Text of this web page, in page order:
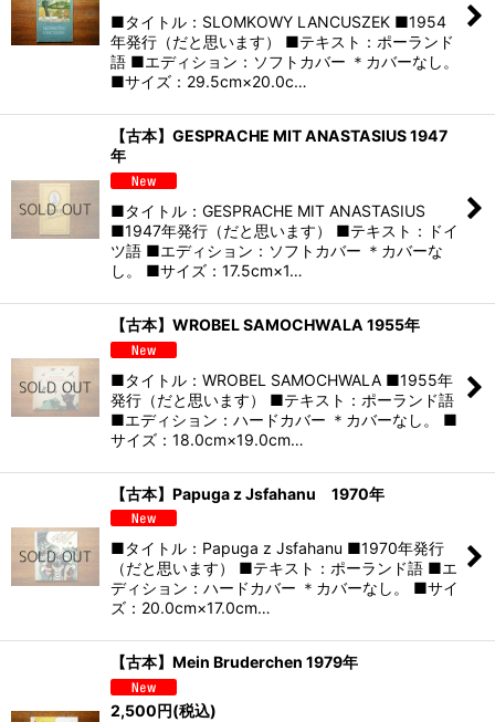
■タイトル：SLOMKOWY LANCUSZEK ■1954
年発行（だと思います） ■テキスト：ポーランド
語 ■エディション：ソフトカバー ＊カバーなし。
■サイズ：29.5cm×20.0c…
【古本】GESPRACHE MIT ANASTASIUS 1947
年
■タイトル：GESPRACHE MIT ANASTASIUS
■1947年発行（だと思います） ■テキスト：ドイ
ツ語 ■エディション：ソフトカバー ＊カバーな
し。 ■サイズ：17.5cm×1…
【古本】WROBEL SAMOCHWALA 1955年
■タイトル：WROBEL SAMOCHWALA ■1955年
発行（だと思います） ■テキスト：ポーランド語
■エディション：ハードカバー ＊カバーなし。 ■
サイズ：18.0cm×19.0cm…
【古本】Papuga z Jsfahanu 1970年
■タイトル：Papuga z Jsfahanu ■1970年発行
（だと思います） ■テキスト：ポーランド語 ■エ
ディション：ハードカバー ＊カバーなし。 ■サイ
ズ：20.0cm×17.0cm…
【古本】Mein Bruderchen 1979年
2,500円(税込)